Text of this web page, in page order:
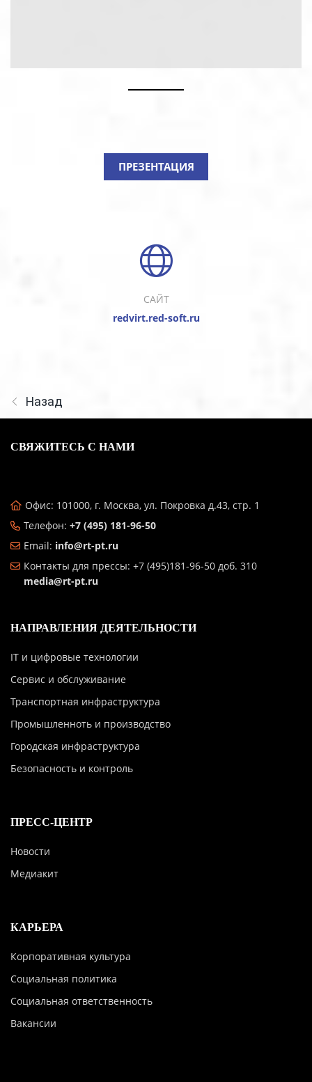
ПРЕЗЕНТАЦИЯ
САЙТ
redvirt.red-soft.ru
Назад
СВЯЖИТЕСЬ С НАМИ
Офис: 101000, г. Москва, ул. Покровка д.43, стр. 1
Телефон: +7 (495) 181-96-50
Email: info@rt-pt.ru
Контакты для прессы: +7 (495)181-96-50 доб. 310
media@rt-pt.ru
НАПРАВЛЕНИЯ ДЕЯТЕЛЬНОСТИ
IT и цифровые технологии
Сервис и обслуживание
Транспортная инфраструктура
Промышленноть и производство
Городская инфраструктура
Безопасность и контроль
ПРЕСС-ЦЕНТР
Новости
Медиакит
КАРЬЕРА
Корпоративная культура
Социальная политика
Социальная ответственность
Вакансии